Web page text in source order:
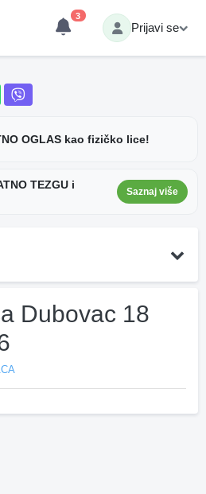
3
Prijavi se
OGLAS kao fizičko lice!
TEZGU i
Saznaj više
Dubovac 18